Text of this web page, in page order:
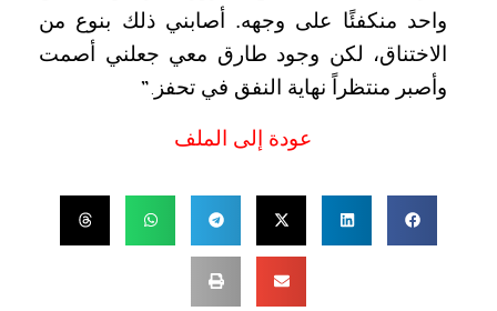
واحد منكفئًا على وجهه. أصابني ذلك بنوع من
الاختناق، لكن وجود طارق معي جعلني أصمت
وأصبر منتظراً نهاية النفق في تحفز ”.
عودة إلى الملف